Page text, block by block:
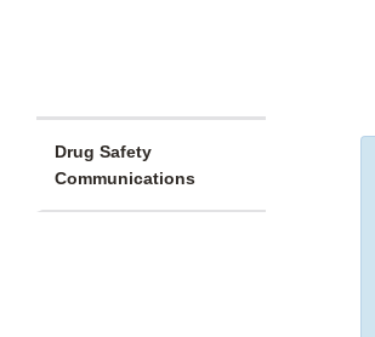
Drug Safety
Communications